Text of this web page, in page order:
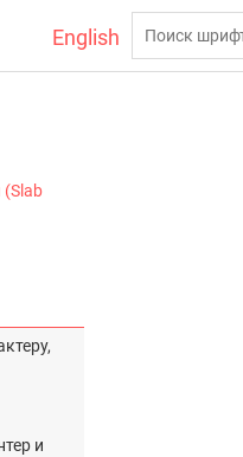
English
и